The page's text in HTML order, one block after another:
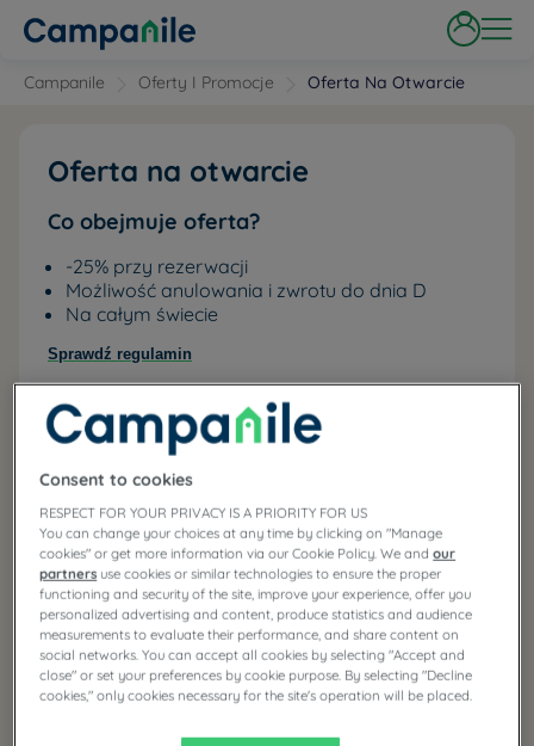
Campanile Oferty I Promocje Oferta Na Otwarcie
Oferta na otwarcie
Co obejmuje oferta?
-25% przy rezerwacji
Możliwość anulowania i zwrotu do dnia D
Na całym świecie
Sprawdź regulamin
Consent to cookies
RESPECT FOR YOUR PRIVACY IS A PRIORITY FOR US
You can change your choices at any time by clicking on "Manage
cookies" or get more information via our Cookie Policy. We andour
partners use cookies or similar technologies to ensure the proper
functioning and security of the site, improve your experience, offer you
personalized advertising and content, produce statistics and audience
measurements to evaluate their performance, and share content on
social networks. You can accept all cookies by selecting "Accept and
close" or set your preferences by cookie purpose. By selecting "Decline
cookies," only cookies necessary for the site's operation will be placed.